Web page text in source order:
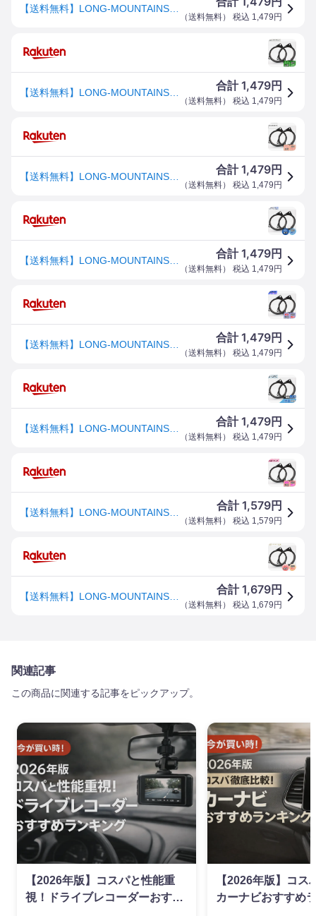
（送料無料） 税込 1,479 円
合計1,479円
（送料無料） 税込 1,479 円
合計1,479円
（送料無料） 税込 1,479 円
合計1,479円
（送料無料） 税込 1,479 円
合計1,479円
（送料無料） 税込 1,479 円
合計1,479円
（送料無料） 税込 1,479 円
合計1,579円
（送料無料） 税込 1,579 円
合計1,679円
（送料無料） 税込 1,679 円
関連記事
この商品に関連する記事をピックアップ。
【2026年版】コスパと性能重
視！ドライブレコーダーおすす
【2026年版】コス
カーナビおすすめ